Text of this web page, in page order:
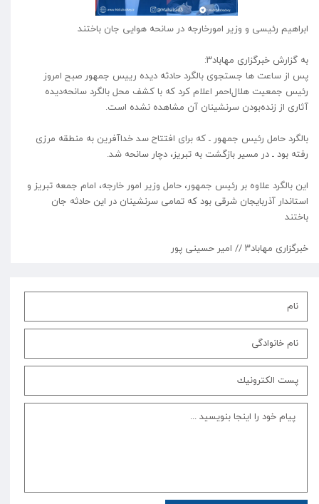
ابراهیم رئیسی و وزیر امورخارجه در سانحه هوایی جان باختند
به گزارش خبرگزاری مهاباد۳:
پس از ساعت ها جستجوی بالگرد حادثه دیده رییس جمهور صبح امروز
رئیس جمعیت هلال‌احمر اعلام کرد که با کشف محل بالگرد سانحه‌دیده
آثاری از زنده‌بودن سرنشینان آن مشاهده نشده است.
بالگرد حامل رئیس جمهور ـ که برای افتتاح سد خداآفرین به منطقه مرزی
رفته بود ـ در مسیر بازگشت به تبریز، دچار سانحه شد.
این بالگرد علاوه بر رئیس جمهور، حامل وزیر امور خارجه، امام جمعه تبریز و
استاندار آذربایجان شرقی بود که تمامی سرنشینان در این حادثه جان
باختند
خبرگزاری مهاباد۳ // امیر حسینی پور